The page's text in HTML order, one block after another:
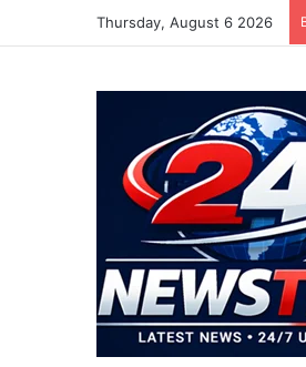
Thursday, August 6 2026